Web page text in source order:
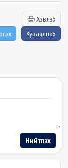
Хэвлэх
Хуваалцах
Нийтлэх